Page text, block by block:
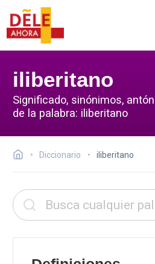
iliberitano
Significado, sinónimos,
de la palabra: iliberitano
Diccionario iliberitano